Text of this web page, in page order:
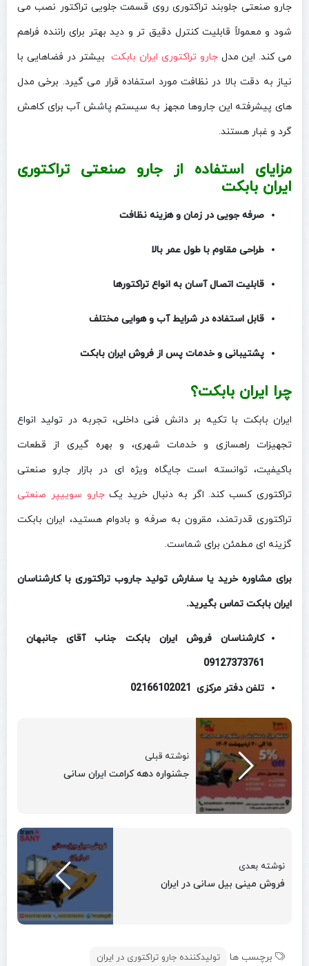
جارو صنعتی جلو‌بند تراکتوری روی قسمت جلویی تراکتور نصب می‌
شود و معمولاً قابلیت کنترل دقیق‌ تر و دید بهتر برای راننده فراهم
می‌ کند. این مدلجارو تراکتوری ایران بابکتبیشتر در فضاهایی با
نیاز به دقت بالا در نظافت مورد استفاده قرار می‌ گیرد. برخی مدل‌
های پیشرفته این جاروها مجهز به سیستم پاشش آب برای کاهش
گرد و غبار هستند.
مزایای استفاده از جارو صنعتی تراکتوری
ایران بابکت
صرفه‌ جویی در زمان و هزینه نظافت
طراحی مقاوم با طول عمر بالا
قابلیت اتصال آسان به انواع تراکتورها
قابل استفاده در شرایط آب‌ و هوایی مختلف
پشتیبانی و خدمات پس از فروش ایران بابکت
چرا ایران بابکت؟
ایران بابکت با تکیه بر دانش فنی داخلی، تجربه در تولید انواع
تجهیزات راهسازی و خدمات شهری، و بهره‌ گیری از قطعات
باکیفیت، توانسته است جایگاه ویژه‌ ای در بازار جارو صنعتی
تراکتوری کسب کند. اگر به دنبال خرید یکجارو سوییپر صنعتی
تراکتوری قدرتمند، مقرون‌ به‌ صرفه و بادوام هستید، ایران بابکت
گزینه‌ ای مطمئن برای شماست.
برای مشاوره خرید یا سفارش تولید جاروب تراکتوری با کارشناسان
ایران بابکت تماس بگیرید.
کارشناسان فروش ایران بابکتجناب آقای جانبهان
09127373761
تلفن دفتر مرکزی 02166102021
نوشته قبلی
جشنواره دهه کرامت ایران سانی
نوشته بعدی
فروش مینی بیل سانی در ایران
برچسب ها
تولیدکننده جارو تراکتوری در ایران